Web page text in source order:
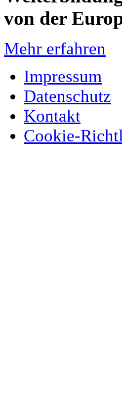
von der
Mehr erfahren
Impressum
Datenschutz
Kontakt
Cookie-